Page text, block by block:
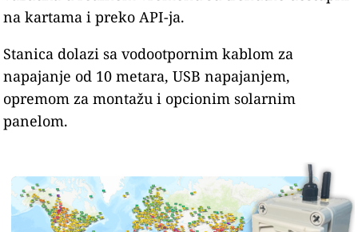
na kartama i preko API-ja.
Stanica dolazi sa vodootpornim kablom za
napajanje od 10 metara, USB napajanjem,
opremom za montažu i opcionim solarnim
panelom.